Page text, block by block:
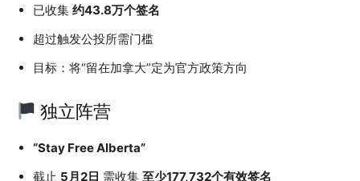
已收集 约43.8万个签名
超过触发公投所需门槛
目标：将“留在加拿大”定为官方政策方向
独立阵营
“Stay Free Alberta”
截止 5月2日 需收集 至少177,732个有效签名